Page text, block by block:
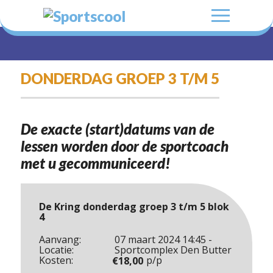
DONDERDAG GROEP 3 T/M 5
De exacte (start)datums van de
lessen worden door de sportcoach
met u gecommuniceerd!
De Kring donderdag groep 3 t/m 5 blok
4
Aanvang:
07 maart 2024 14:45 -
Locatie: Sportcomplex Den Butter
Kosten: €18,00 p/p